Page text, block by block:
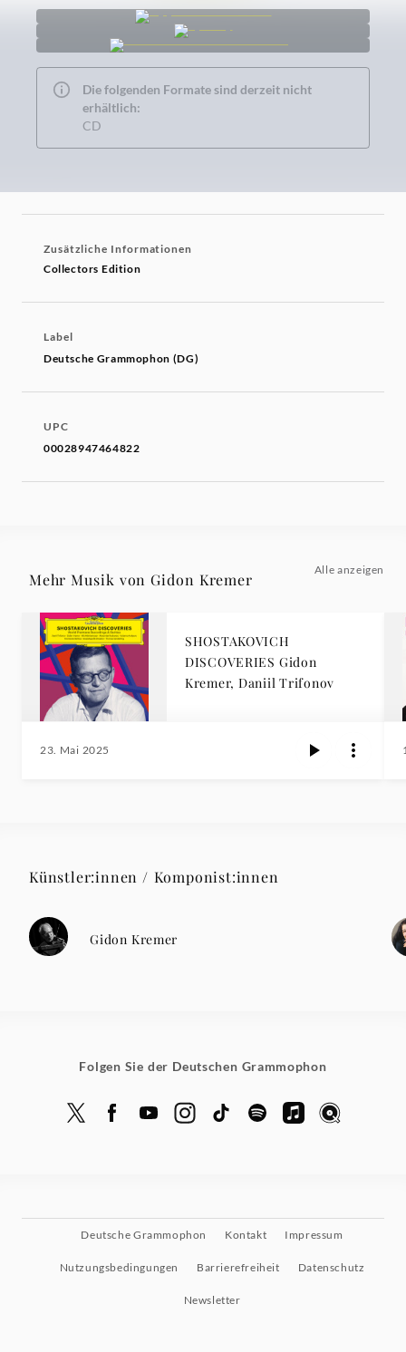
Die folgenden Formate sind derzeit nicht
erhältlich:
CD
Zusätzliche Informationen
Collectors Edition
Label
Deutsche Grammophon (DG)
UPC
00028947464822
Mehr Musik von Gidon Kremer
Alle anzeigen
SHOSTAKOVICH
DISCOVERIES Gidon
Kremer, Daniil Trifonov
23. Mai 2025
Künstler:innen / Komponist:innen
Gidon Kremer
Folgen Sie der Deutschen Grammophon
Deutsche Grammophon Kontakt Impressum
Nutzungsbedingungen Barrierefreiheit Datenschutz
Newsletter